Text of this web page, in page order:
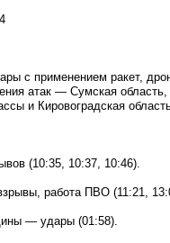
с применением ракет,
атак — Сумская
и Кировоградская
(10:35, 10:37, 10:46).
работа ПВО (11:21,
— удары (01:58).